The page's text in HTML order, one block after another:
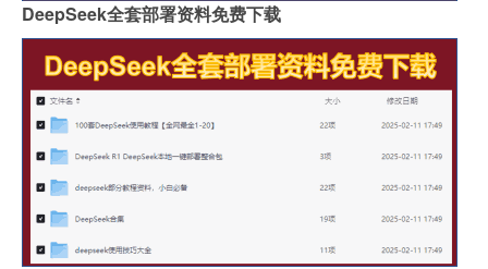
DeepSeek全套部署资料免费下载